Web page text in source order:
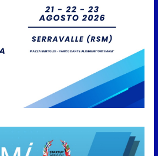
6 Agosto 2026
“San Marino Antiqua –
Leggende e storie del Titano”:
l’inequivocabile successo di
pubblico e di partecipazione